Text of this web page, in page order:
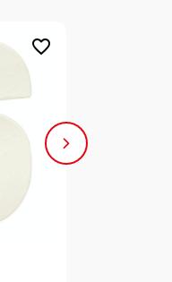
favorite_border